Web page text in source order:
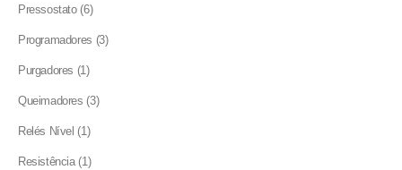
Pressostato 66
Programadores 33
Purgadores 11
Queimadores 33
Relés Nível
11
Resistência 11